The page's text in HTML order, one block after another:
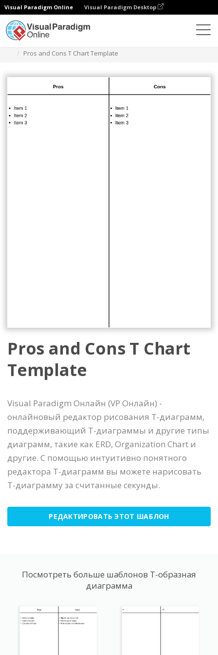
Visual Paradigm Online Visual Paradigm Desktop
Pros and Cons T Chart Template
Pros and Cons T Chart
Template
Visual Paradigm Онлайн (VP Онлайн) -
онлайновый редактор рисования Т-диаграмм,
поддерживающий Т-диаграммы и другие типы
диаграмм, такие как ERD, Organization Chart и
другие. С помощью интуитивно понятного
редактора Т-диаграмм вы можете нарисовать
Т-диаграмму за считанные секунды.
РЕДАКТИРОВАТЬ ЭТОТ ШАБЛОН
Посмотреть больше шаблонов Т-образная
диаграмма